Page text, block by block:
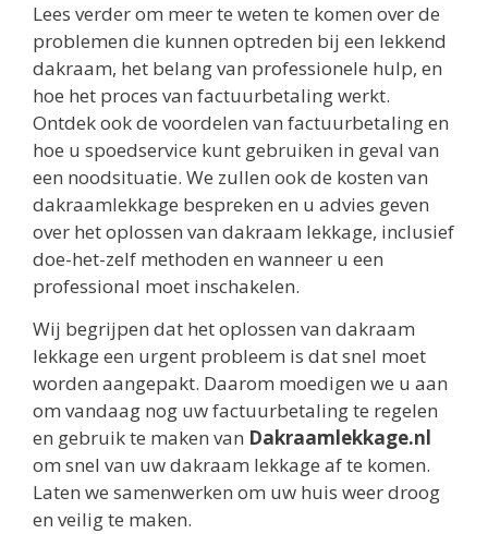
Lees verder om meer te weten te komen over de
problemen die kunnen optreden bij een lekkend
dakraam, het belang van professionele hulp, en
hoe het proces van factuurbetaling werkt.
Ontdek ook de voordelen van factuurbetaling en
hoe u spoedservice kunt gebruiken in geval van
een noodsituatie. We zullen ook de kosten van
dakraamlekkage bespreken en u advies geven
over het oplossen van dakraam lekkage, inclusief
doe-het-zelf methoden en wanneer u een
professional moet inschakelen.
Wij begrijpen dat het oplossen van dakraam
lekkage een urgent probleem is dat snel moet
worden aangepakt. Daarom moedigen we u aan
om vandaag nog uw factuurbetaling te regelen
en gebruik te maken van Dakraamlekkage.nl
om snel van uw dakraam lekkage af te komen.
Laten we samenwerken om uw huis weer droog
en veilig te maken.